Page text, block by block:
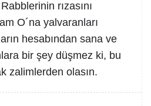
Rabblerinin rızasını
O´na yalvaranları
hesabından sana ve
bir şey düşmez ki, bu
zalimlerden olasın.